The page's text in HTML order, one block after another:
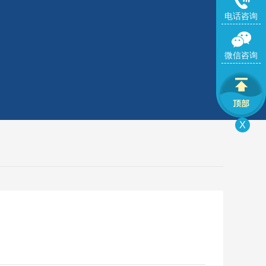
X
电话咨询
微信咨询